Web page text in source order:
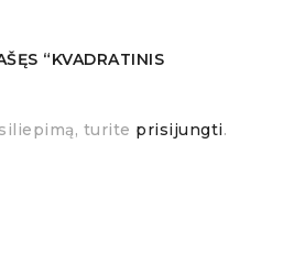
“KVADRATINIS
turite prisijungti.